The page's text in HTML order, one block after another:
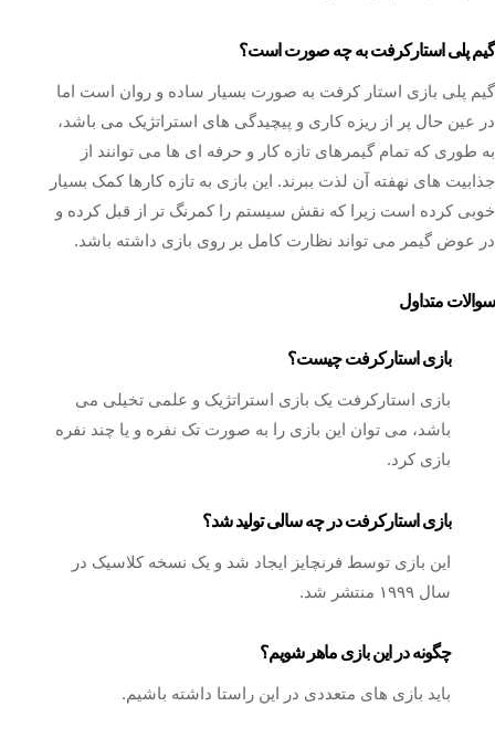
گیم پلی استارکرفت به چه صورت است؟
گیم پلی بازی استار کرفت به صورت بسیار ساده و روان است اما
در عین حال پر از ریزه کاری و پیچیدگی های استراتژیک می باشد،
به طوری که تمام گیمرهای تازه کار و حرفه ای ها می توانند از
جذابیت های نهفته آن لذت ببرند. این بازی به تازه کارها کمک بسیار
خوبی کرده است زیرا که نقش سیستم را کمرنگ تر از قبل کرده و
در عوض گیمر می تواند نظارت کامل بر روی بازی داشته باشد.
سوالات متداول
بازی استارکرفت چیست؟
بازی استارکرفت یک بازی استراتژیک و علمی تخیلی می
باشد، می توان این بازی را به صورت تک نفره و یا چند نفره
بازی کرد.
بازی استارکرفت در چه سالی تولید شد؟
این بازی توسط فرنچایز ایجاد شد و یک نسخه کلاسیک در
سال ۱۹۹۹ منتشر شد.
چگونه در این بازی ماهر شویم؟
باید بازی های متعددی در این راستا داشته باشیم.